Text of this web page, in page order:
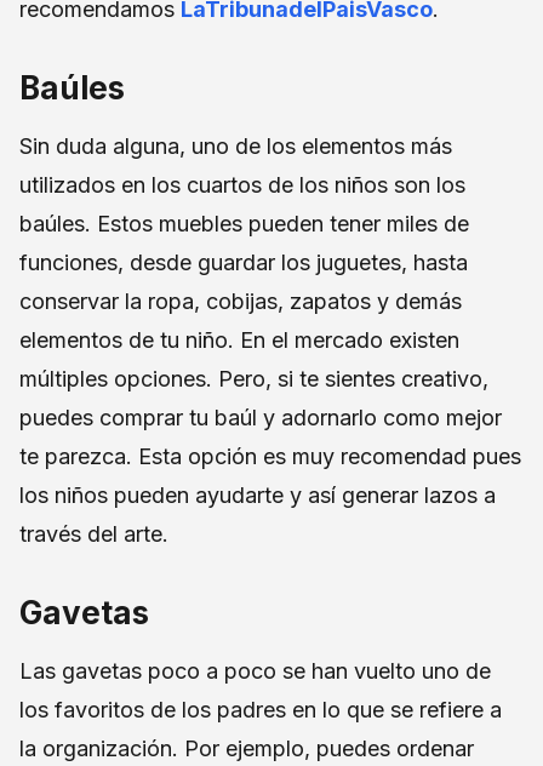
recomendamos LaTribunadelPaisVasco.
Baúles
Sin duda alguna, uno de los elementos más
utilizados en los cuartos de los niños son los
baúles. Estos muebles pueden tener miles de
funciones, desde guardar los juguetes, hasta
conservar la ropa, cobijas, zapatos y demás
elementos de tu niño. En el mercado existen
múltiples opciones. Pero, si te sientes creativo,
puedes comprar tu baúl y adornarlo como mejor
te parezca. Esta opción es muy recomendad pues
los niños pueden ayudarte y así generar lazos a
través del arte.
Gavetas
Las gavetas poco a poco se han vuelto uno de
los favoritos de los padres en lo que se refiere a
la organización. Por ejemplo, puedes ordenar